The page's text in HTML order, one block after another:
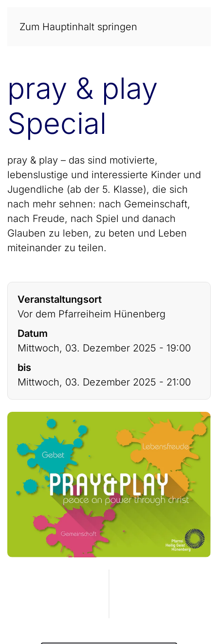
Zum Hauptinhalt springen
pray & play
Special
pray & play – das sind motivierte,
lebenslustige und interessierte Kinder und
Jugendliche (ab der 5. Klasse), die sich
nach mehr sehnen: nach Gemeinschaft,
nach Freude, nach Spiel und danach
Glauben zu leben, zu beten und Leben
miteinander zu teilen.
Veranstaltungsort
Vor dem Pfarreiheim Hünenberg
Datum
Mittwoch, 03. Dezember 2025 - 19:00
bis
Mittwoch, 03. Dezember 2025 - 21:00